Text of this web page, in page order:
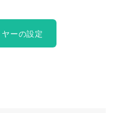
ーの設定